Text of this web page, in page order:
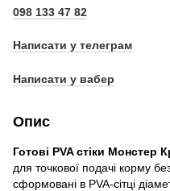
098 133 47 82
Написати у телеграм
Написати у вабер
Опис
Готові PVA стіки Монстер
для точкової подачі корму
сформовані в PVA-сітці